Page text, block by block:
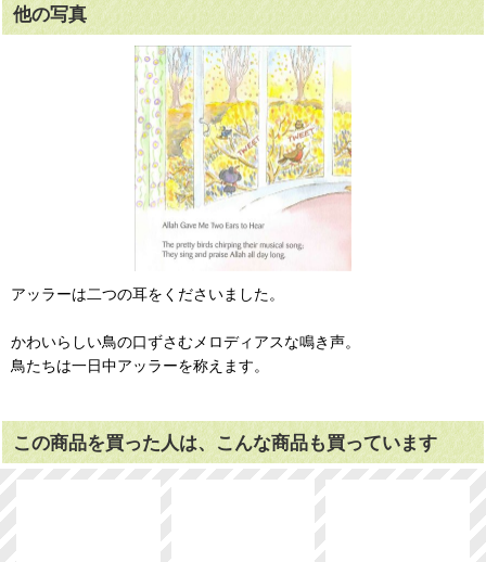
他の写真
アッラーは二つの耳をくださいました。
かわいらしい鳥の口ずさむメロディアスな鳴き声。
鳥たちは一日中アッラーを称えます。
この商品を買った人は、こんな商品も買っています